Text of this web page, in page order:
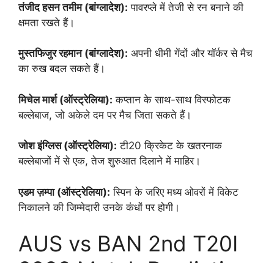
तंजीद हसन तमीम (बांग्लादेश): पावरप्ले में तेजी से रन बनाने की
क्षमता रखते हैं।
मुस्तफिजुर रहमान (बांग्लादेश): अपनी धीमी गेंदों और यॉर्कर से मैच
का रुख बदल सकते हैं।
मिचेल मार्श (ऑस्ट्रेलिया): कप्तान के साथ-साथ विस्फोटक
बल्लेबाज, जो अकेले दम पर मैच जिता सकते हैं।
जोश इंग्लिस (ऑस्ट्रेलिया): टी20 क्रिकेट के खतरनाक
बल्लेबाजों में से एक, तेज शुरुआत दिलाने में माहिर।
एडम ज़म्पा (ऑस्ट्रेलिया): स्पिन के जरिए मध्य ओवरों में विकेट
निकालने की जिम्मेदारी उनके कंधों पर होगी।
AUS vs BAN 2nd T20I